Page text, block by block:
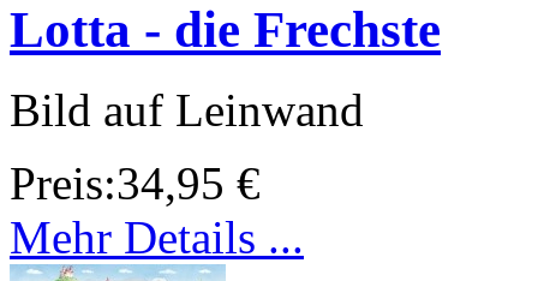
Lotta - die Frechste
Bild auf Leinwand
Preis:34,95 €
Mehr Details ...